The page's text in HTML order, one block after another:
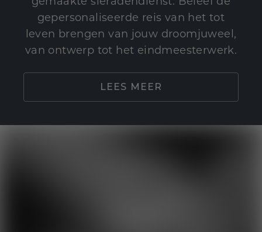
gepersonaliseerde reis van het tot
leven brengen van jouw droomjuweel,
van ontwerp tot het eindmeesterwerk.
LEES MEER